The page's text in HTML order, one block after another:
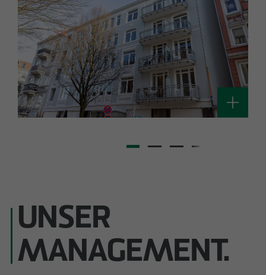
UNSER
MANAGEMENT.